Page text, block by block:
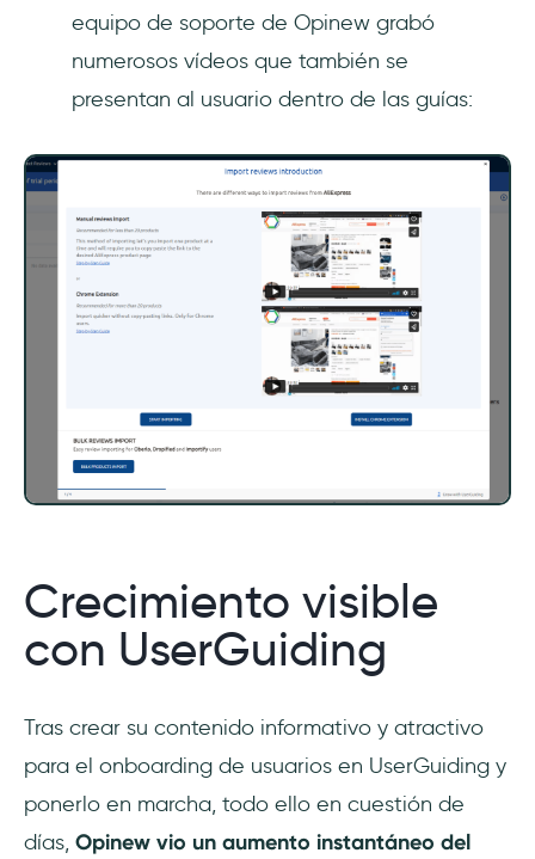
equipo de soporte de Opinew grabó
numerosos vídeos que también se
presentan al usuario dentro de las guías:
Crecimiento visible
con UserGuiding
Tras crear su contenido informativo y atractivo
para el onboarding de usuarios en UserGuiding y
ponerlo en marcha, todo ello en cuestión de
días, Opinew vio un aumento instantáneo del